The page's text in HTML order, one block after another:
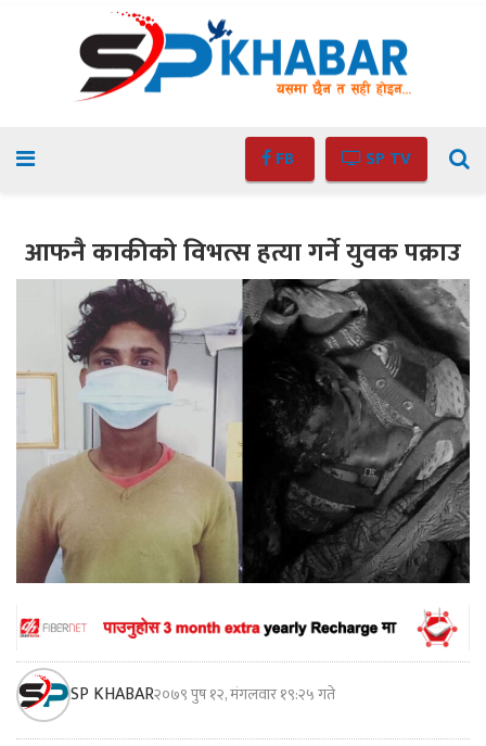
FB SP TV
आफनै काकीको विभत्स हत्या गर्ने युवक पक्राउ
SP KHABAR२०७९ पुष १२, मंगलवार १९:२५ गते